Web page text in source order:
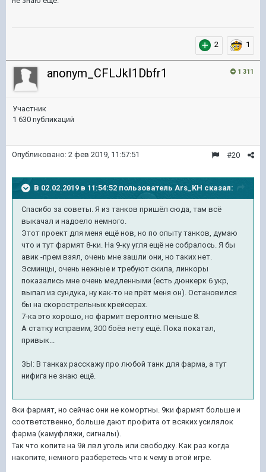
2 1
1 311
anonym_CFLJkI1Dbfr1
Участник
1 630 публикаций
#20
Опубликовано: 2 фев 2019, 11:57:51
В 02.02.2019 в 11:54:52 пользователь Ars_KH сказал:
Спасибо за советы. Я из танков пришёл сюда, там всё
выкачал и надоело немного.
Этот проект для меня ещё нов, но по опыту танков, думаю
что и тут фармят 8-ки. На 9-ку угля ещё не собралось. Я бы
авик -прем взял, очень мне зашли они, но таких нет.
Эсминцы, очень нежные и требуют скила, линкоры
показались мне очень медленными (есть дюнкерк 6 укр,
выпал из сундука, ну как-то не прёт меня он). Остановился
бы на скорострельных крейсерах.
7-ка это хорошо, но фармит вероятно меньше 8.
А статку исправим, 300 боёв нету ещё. Пока покатал,
привык...
ЗЫ: В танках расскажу про любой танк для фарма, а тут
нифига не знаю ещё.
8ки фармят, но сейчас они не комортны. 9ки фармят больше и
соответственно, больше дают профита от всяких усилялок
фарма (камуфляжи, сигналы).
Так что копите на 9й лвл уголь или свободку. Как раз когда
накопите, немного разберетесь что к чему в этой игре.